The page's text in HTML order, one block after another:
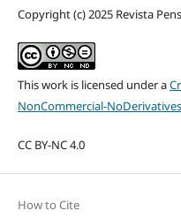
Copyright (c) 2025 Revista
This work is licensed under a
NonCommercial-
CC BY-NC 4.0
How to Cite